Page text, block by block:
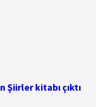
Şiirler kitabı çıktı